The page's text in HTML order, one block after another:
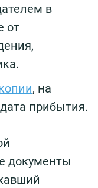
в
от
, на
прибытия.
документы